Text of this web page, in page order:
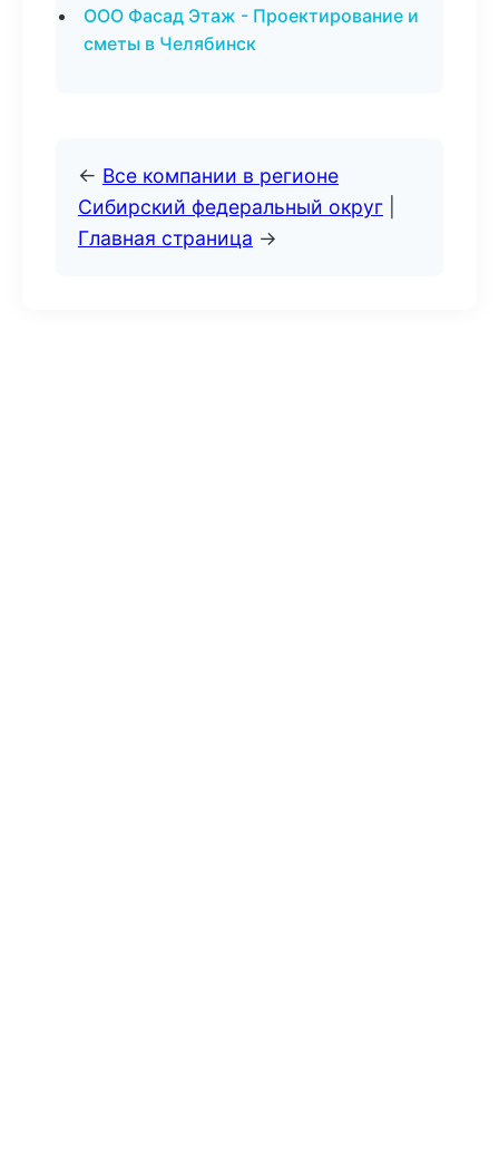
ООО Фасад Этаж - Проектирование и
сметы в Челябинск
← Все компании в регионе
Сибирский федеральный округ
Главная страница →